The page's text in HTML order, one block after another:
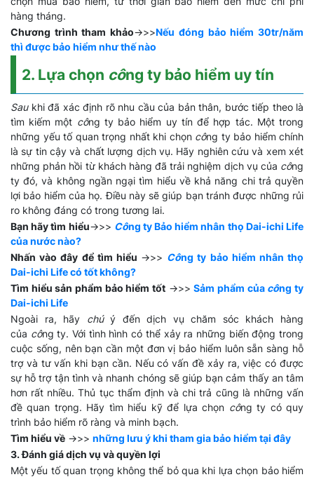
hàng tháng.
Chương trình tham khảo->>>Nếu đóng bảo hiểm 30tr/năm
thì được bảo hiểm như thế nào
2. Lựa chọn công ty bảo hiểm uy tín
Sau khi đã xác định rõ nhu cầu của bản thân, bước tiếp theo là
tìm kiếm một công ty bảo hiểm uy tín để hợp tác. Một trong
những yếu tố quan trọng nhất khi chọn công ty bảo hiểm chính
là sự tin cậy và chất lượng dịch vụ. Hãy nghiên cứu và xem xét
những phản hồi từ khách hàng đã trải nghiệm dịch vụ của công
ty đó, và không ngần ngại tìm hiểu về khả năng chi trả quyền
lợi bảo hiểm của họ. Điều này sẽ giúp bạn tránh được những rủi
ro không đáng có trong tương lai.
Bạn hãy tìm hiểu->>> Công ty Bảo hiểm nhân thọ Dai-ichi Life
của nước nào?
Nhấn vào đây để tìm hiểu ->>> Công ty bảo hiểm nhân thọ
Dai-ichi Life có tốt không?
Tìm hiểu sản phẩm bảo hiểm tốt ->>>Sảm phẩm của công ty
Dai-ichi Life
Ngoài ra, hãy chúý đến dịch vụ chăm sóc khách hàng
của công ty. Với tình hình có thể xảy ra những biến động trong
cuộc sống, nên bạn cần một đơn vị bảo hiểm luôn sẵn sàng hỗ
trợ và tư vấn khi bạn cần. Nếu có vấn đề xảy ra, việc có được
sự hỗ trợ tận tình và nhanh chóng sẽ giúp bạn cảm thấy an tâm
hơn rất nhiều. Thủ tục thẩm định và chi trả cũng là những vấn
đề quan trọng. Hãy tìm hiểu kỹ để lựa chọn công ty có quy
trình bảo hiểm rõ ràng và minh bạch.
Tìm hiểu về ->>> những lưu ý khi tham gia bảo hiểm tại đây
3. Đánh giá dịch vụ và quyền lợi
Một yếu tố quan trọng không thể bỏ qua khi lựa chọn bảo hiểm